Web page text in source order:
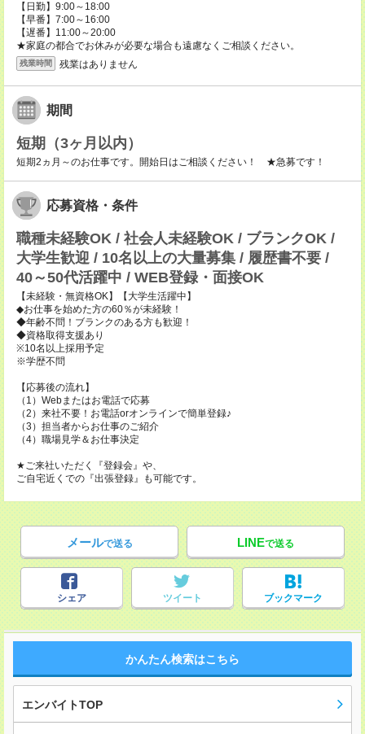
【日勤】9:00～18:00
【早番】7:00～16:00
【遅番】11:00～20:00
★家庭の都合でお休みが必要な場合も遠慮なくご相談ください。
残業時間 残業はありません
期間
短期（3ヶ月以内）
短期2ヵ月～のお仕事です。開始日はご相談ください！ ★急募です！
応募資格・条件
職種未経験OK / 社会人未経験OK / ブランクOK /
大学生歓迎 / 10名以上の大量募集 / 履歴書不要 /
40～50代活躍中 / WEB登録・面接OK
【未経験・無資格OK】【大学生活躍中】
◆お仕事を始めた方の60％が未経験！
◆年齢不問！ブランクのある方も歓迎！
◆資格取得支援あり
※10名以上採用予定
※学歴不問
【応募後の流れ】
（1）Webまたはお電話で応募
（2）来社不要！お電話orオンラインで簡単登録♪
（3）担当者からお仕事のご紹介
（4）職場見学＆お仕事決定
★ご来社いただく『登録会』や、
ご自宅近くでの『出張登録』も可能です。
メールで送る LINEで送る
シェア ツイート ブックマーク
かんたん検索はこちら
エンバイトTOP